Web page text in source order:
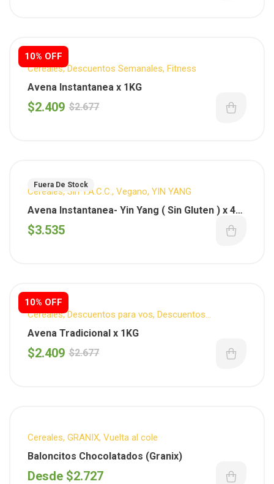
10% OFF
Cereales,Descuentos Semanales, Fitness
Avena Instantanea x 1KG
$2.677
$2.409
Fuera De Stock
Cereales, Sin T.A.C.C. , Vegano, YIN YANG
Avena Instantanea- Yin Yang ( Sin Gluten ) x 400
gs
$3.535
10% OFF
Cereales,Descuentos para vos, Descuentos
Semanales, Fitness
Avena Tradicional x 1KG
$2.677
$2.409
Cereales, GRANIX, Vuelta al cole
Baloncitos Chocolatados (Granix)
Desde $2.727